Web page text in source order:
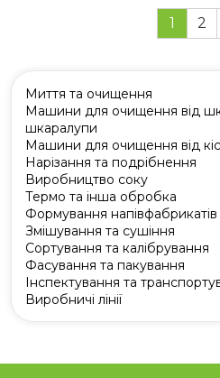
1 2
Миття та очищення
Машини для очищення від
шкаралупи
Машини для очищення від
Нарізання та подрібнення
Виробництво соку
Термо та інша обробка
Формування напівфабрикатів
Змішування та сушіння
Сортування та калібрування
Фасування та пакування
Інспектування та
Виробничі лінії